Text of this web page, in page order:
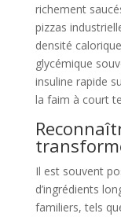
richement
pizzas
densité
glycémique
insuline rapide
la faim à court
Il est souvent
d’ingrédients
familiers, tels